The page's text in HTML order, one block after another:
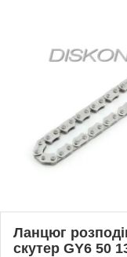
Ланцюг
скутер GY6 50